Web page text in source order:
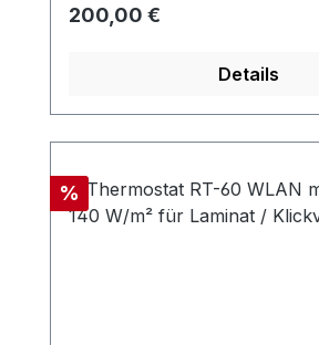
Regulärer Preis:
200,00 €
Details
Rabatt
%